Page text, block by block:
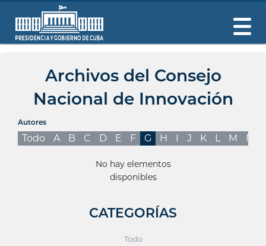
Archivos del Consejo
Nacional de Innovación
Autores
Todo A B C D E F G H I J K L M N
No hay elementos
disponibles
CATEGORÍAS
Todo